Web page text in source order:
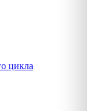
цикла